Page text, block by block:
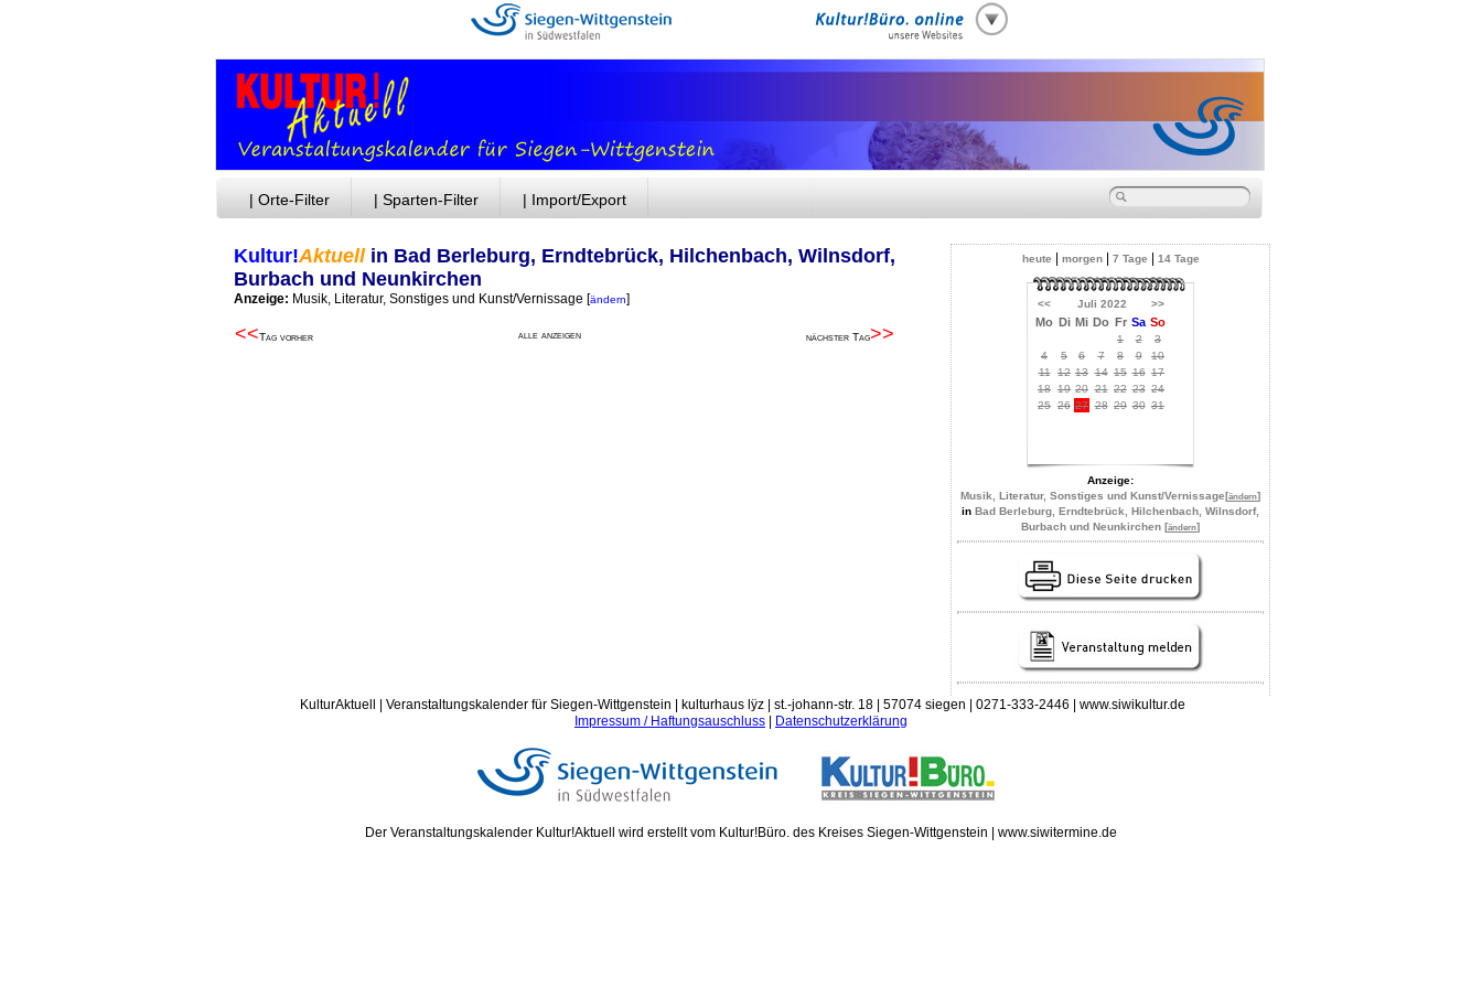
| Orte-Filter | Sparten-Filter | Import/Export
Kultur!Aktuellin Bad Berleburg, Erndtebrück, Hilchenbach, Wilnsdorf,
Burbach und Neunkirchen
Anzeige: Musik, Literatur, Sonstiges und Kunst/Vernissage [ändern]
<<Tag vorher alle anzeigen nächster Tag>>
heute morgen| 7 Tage 14 Tage
<< Juli 2022 >>
Mo Di Mi Do Fr Sa So
1 2
3
4
5 6 7 8 9
10
11 12 13 14 15 16 17
18 19 20 21 22 23 24
25 26 27 28 29 30 31
Anzeige:
Musik, Literatur, Sonstiges und Kunst/Vernissage[ändern]
in Bad Berleburg, Erndtebrück, Hilchenbach, Wilnsdorf,
Burbach und Neunkirchen [ändern]
KulturAktuell | Veranstaltungskalender für Siegen-Wittgenstein | kulturhaus lÿz | st.-johann-str. 18 | 57074 siegen | 0271-333-2446 | www.siwikultur.de
Impressum / Haftungsauschluss
Datenschutzerklärung
Der Veranstaltungskalender Kultur!Aktuell wird erstellt vom Kultur!Büro. des Kreises Siegen-Wittgenstein | www.siwitermine.de